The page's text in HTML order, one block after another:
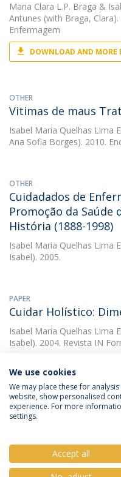
Maria Clara L.P. Braga &
Antunes (with Braga,
Enfermagem
DOWNLOAD AND MORE
OTHER
Vitimas de maus
Isabel Maria Quelhas Lima
Ana Sofia Borges). 2010.
OTHER
Cuidadados de
Promoção da Saúde
História (1888-1998)
Isabel Maria Quelhas Lima
Isabel). 2005.
PAPER
Cuidar Holístico:
Isabel Maria Quelhas Lima
Isabel). 2004. Revista IN
Privacy Policy
We use cookies
We may place these for
website, show personalised
experience. For more
settings.
Accept all